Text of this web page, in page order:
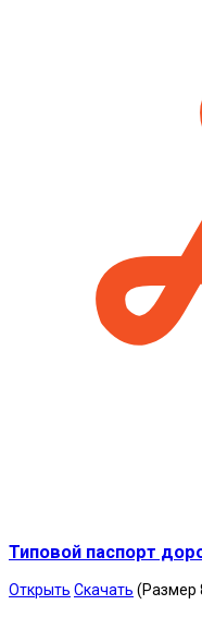
Типовой паспорт
Открыть Скачать (Размер